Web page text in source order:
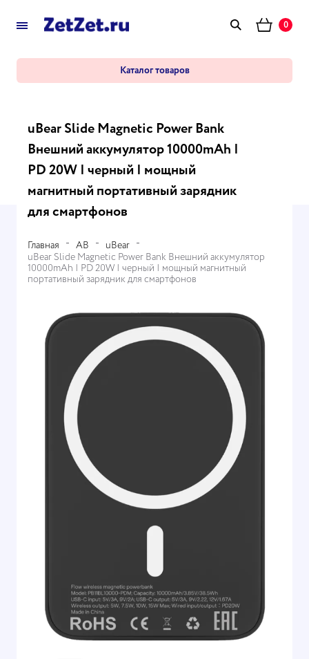
0
Каталог товаров
uBear Slide Magnetic Power Bank
Внешний аккумулятор 10000mAh |
PD 20W | черный | мощный
магнитный портативный зарядник
для смартфонов
Главная AB
uBear
uBear Slide Magnetic Power Bank Внешний аккумулятор
10000mAh | PD 20W | черный | мощный магнитный
портативный зарядник для смартфонов